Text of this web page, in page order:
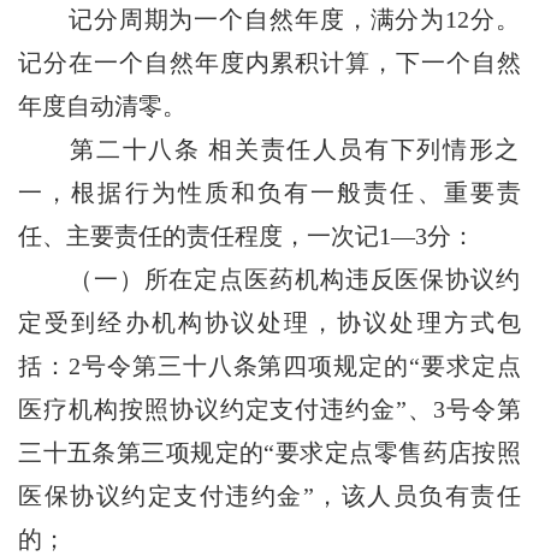
记分周期为一个自然年度，满分为12分。
记分在一个自然年度内累积计算，下一个自然
年度自动清零。
第二十八条相关责任人员有下列情形之
一，根据行为性质和负有一般责任、重要责
任、主要责任的责任程度，一次记1—3分：
（一）所在定点医药机构违反医保协议约
定受到经办机构协议处理，协议处理方式包
括：2号令第三十八条第四项规定的“要求定点
医疗机构按照协议约定支付违约金”、3号令第
三十五条第三项规定的“要求定点零售药店按照
医保协议约定支付违约金”，该人员负有责任
的；